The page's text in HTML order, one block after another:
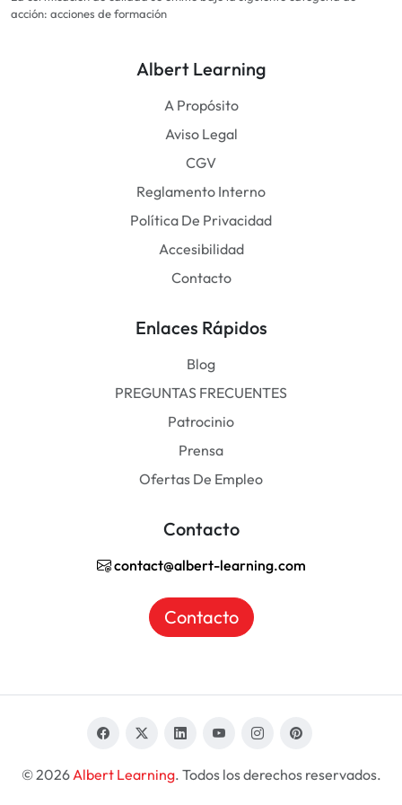
acción: acciones de formación
Albert Learning
A Propósito
Aviso Legal
CGV
Reglamento Interno
Política De Privacidad
Accesibilidad
Contacto
Enlaces Rápidos
Blog
PREGUNTAS FRECUENTES
Patrocinio
Prensa
Ofertas De Empleo
Contacto
contact@albert-learning.com
Contacto
© 2026 Albert Learning. Todos los derechos reservados.